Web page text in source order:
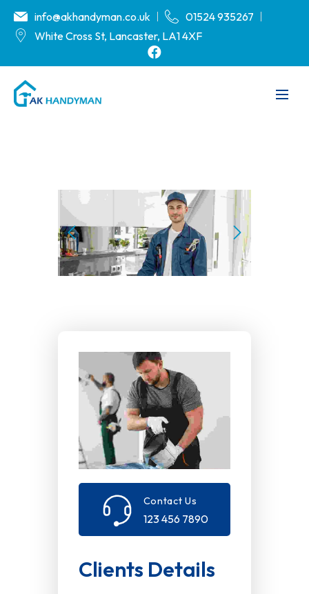
info@akhandyman.co.uk
01524 935267
White Cross St, Lancaster, LA1 4XF
Clients Details
Contact Us
123 456 7890